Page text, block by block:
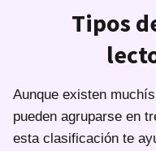
Tipos
Aunque existen
pueden agruparse en
esta clasificación te